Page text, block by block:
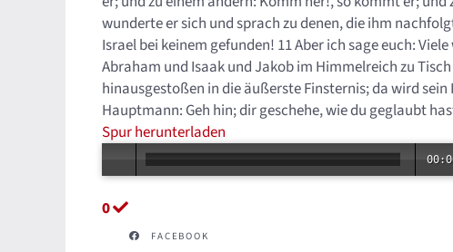
wunderte er sich und sprach zu denen, die ihm
Israel bei keinem gefunden! 11 Aber ich sage euch:
Abraham und Isaak und Jakob im Himmelreich zu
hinausgestoßen in die äußerste Finsternis; da wird
Hauptmann: Geh hin; dir geschehe, wie du geglaubt
Spur herunterladen
0
FACEBOOK